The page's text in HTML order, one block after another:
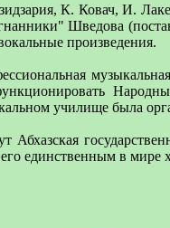
К. Ковач, И.
Шведова
произведения.
училище была
единственным в мире